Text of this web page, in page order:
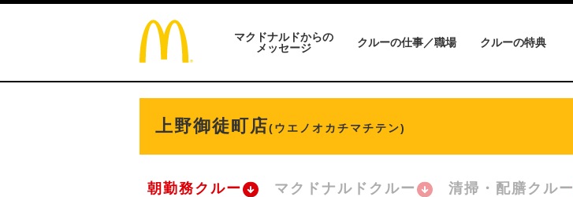
マクドナルドからの
メッセージ
クルーの仕事／職場 クルーの特典
上野御徒町店(ウエノオカチマチテン)
朝勤務クルー マクドナルドクルー 清掃・配膳クルー